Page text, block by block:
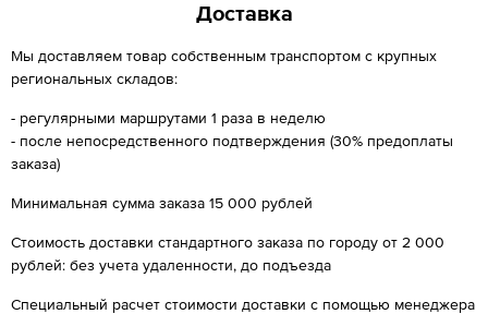
Доставка
Мы доставляем товар собственным транспортом с крупных
региональных складов:
- регулярными маршрутами 1 раза в неделю
- после непосредственного подтверждения (30% предоплаты
заказа)
Минимальная сумма заказа 15 000 рублей
Стоимость доставки стандартного заказа по городу от 2 000
рублей: без учета удаленности, до подъезда
Специальный расчет стоимости доставки с помощью менеджера